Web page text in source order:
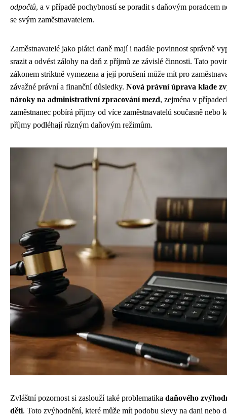
odpočtů, a v případě pochybností se poradit s daňovým poradcem
se svým zaměstnavatelem.
Zaměstnavatelé jako plátci daně mají i nadále povinnost správně
srazit a odvést zálohy na daň z příjmů ze závislé činnosti. Tato
zákonem striktně vymezena a její porušení může mít pro
závažné právní a finanční důsledky. Nová právní úprava klade
nároky na administrativní zpracování mezd, zejména v
zaměstnanec pobírá příjmy od více zaměstnavatelů současně nebo
příjmy podléhají různým daňovým režimům.
Zvláštní pozornost si zaslouží také problematika daňového
děti. Toto zvýhodnění, které může mít podobu slevy na dani nebo